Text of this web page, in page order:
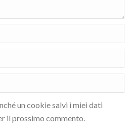
un cookie salvi i miei dati
il prossimo commento.